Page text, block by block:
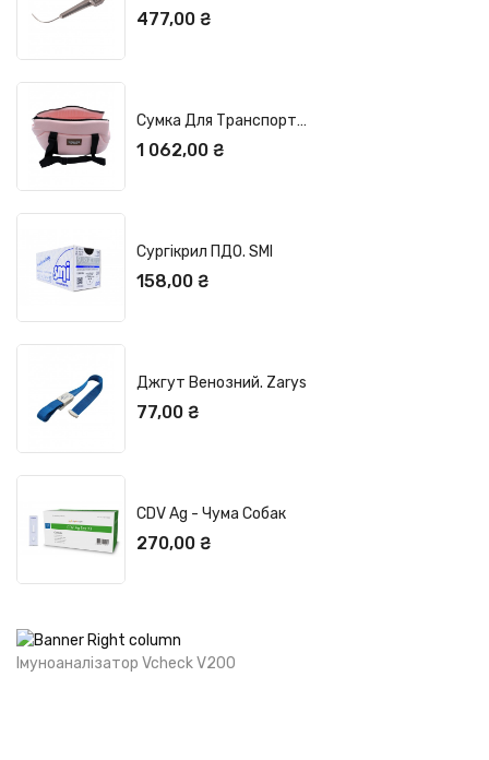
Ціна
477,00 ₴
Сумка Для Транспортування Кота, Собаки
Ціна
1 062,00 ₴
Сургікрил ПДО. SMI
Ціна
158,00 ₴
Джгут Венозний. Zarys
Ціна
77,00 ₴
CDV Ag - Чума Собак
Ціна
270,00 ₴
Імуноаналізатор Vcheck V200